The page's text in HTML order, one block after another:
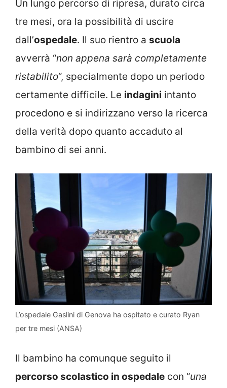
Un lungo percorso di ripresa, durato circa
tre mesi, ora la possibilità di uscire
dall’ospedale. Il suo rientro a scuola
avverrà “non appena sarà completamente
ristabilito“, specialmente dopo un periodo
certamente difficile. Le indagini intanto
procedono e si indirizzano verso la ricerca
della verità dopo quanto accaduto al
bambino di sei anni.
L’ospedale Gaslini di Genova ha ospitato e curato Ryan
per tre mesi (ANSA)
Il bambino ha comunque seguito il
percorso scolastico in ospedale con “una